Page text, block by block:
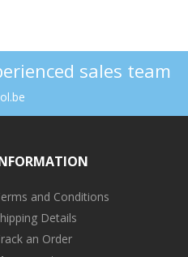
sales team
and Conditions
Details
an Order